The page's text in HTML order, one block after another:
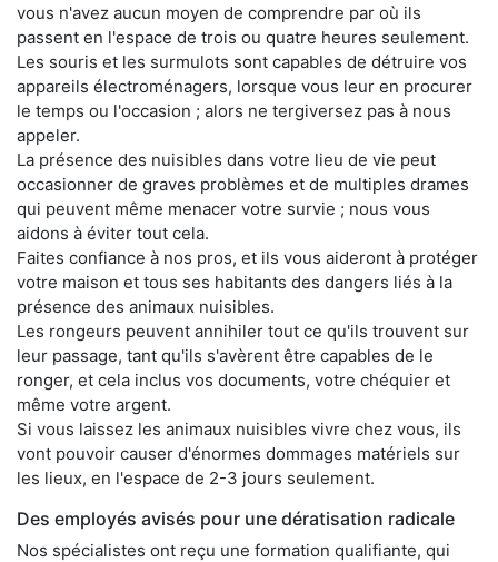
vous n'avez aucun moyen de comprendre par où ils
passent en l'espace de trois ou quatre heures seulement.
Les souris et les surmulots sont capables de détruire vos
appareils électroménagers, lorsque vous leur en procurer
le temps ou l'occasion ; alors ne tergiversez pas à nous
appeler.
La présence des nuisibles dans votre lieu de vie peut
occasionner de graves problèmes et de multiples drames
qui peuvent même menacer votre survie ; nous vous
aidons à éviter tout cela.
Faites confiance à nos pros, et ils vous aideront à protéger
votre maison et tous ses habitants des dangers liés à la
présence des animaux nuisibles.
Les rongeurs peuvent annihiler tout ce qu'ils trouvent sur
leur passage, tant qu'ils s'avèrent être capables de le
ronger, et cela inclus vos documents, votre chéquier et
même votre argent.
Si vous laissez les animaux nuisibles vivre chez vous, ils
vont pouvoir causer d'énormes dommages matériels sur
les lieux, en l'espace de 2-3 jours seulement.
Des employés avisés pour une dératisation radicale
Nos spécialistes ont reçu une formation qualifiante, qui